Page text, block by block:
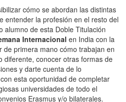
cómo se abordan las distintas
entender la profesión en el resto del
alumno de esta Doble Titulación
Internacional en India con la
de primera mano cómo trabajan en
diferente, conocer otras formas de
y darte cuenta de lo
esta oportunidad de completar
universidades de todo el
Erasmus y/o bilaterales.